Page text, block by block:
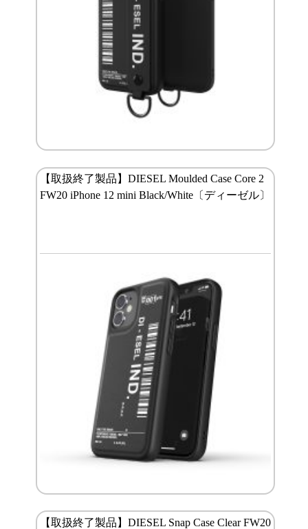
【取扱終了製品】DIESEL Moulded Case Core 2
FW20 iPhone 12 mini Black/White〔ディーゼル〕
【取扱終了製品】DIESEL Snap Case Clear FW20